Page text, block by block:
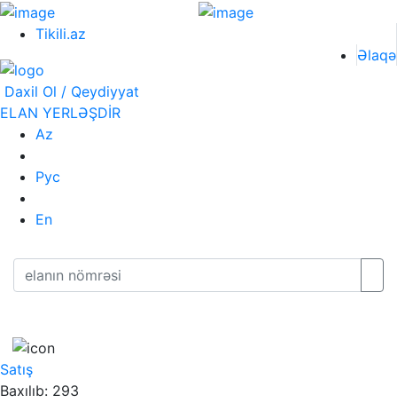
Tikili.az
Əlaqə
Daxil Ol / Qeydiyyat
ELAN YERLƏŞDİR
Az
Рус
En
Satış
Baxılıb: 293